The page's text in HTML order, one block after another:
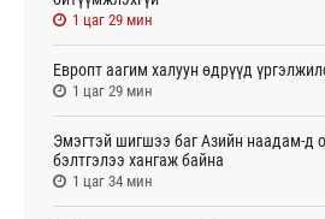
1 цаг 29 мин
Европт аагим халуун өдрүүд
1 цаг 29 мин
Эмэгтэй шигшээ баг Азийн наадам-д
бэлтгэлээ хангаж байна
1 цаг 34 мин